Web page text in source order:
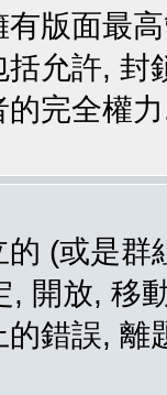
版面最
允許,
的完全權
(或是
, 開放, 移
錯誤, 離